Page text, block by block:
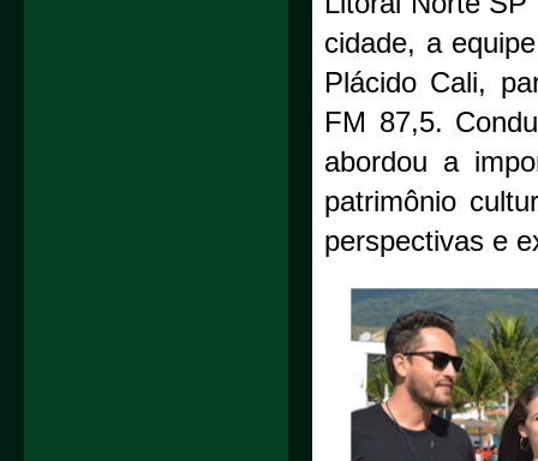
cidade, a
Plácido Cali,
FM 87,5.
abordou a
patrimônio
perspectivas e